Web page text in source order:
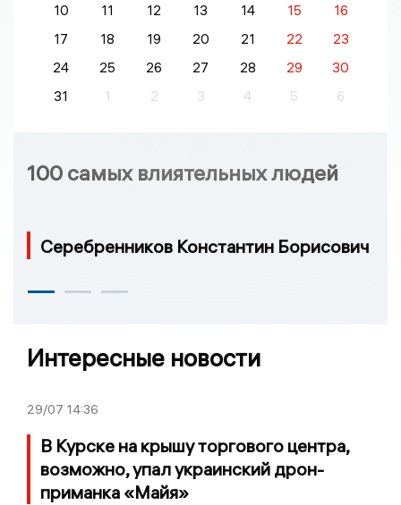
10
11 12 13 14 15
16
17
18 19 20 21 22
23
24
25 26 27 28 29
30
31
1 2 3 4 5 6
100 самых влиятельных людей
Серебренников Константин Борисович
Интересные новости
29/07 14:36
В Курске на крышу торгового центра,
возможно, упал украинский дрон-
приманка «Майя»